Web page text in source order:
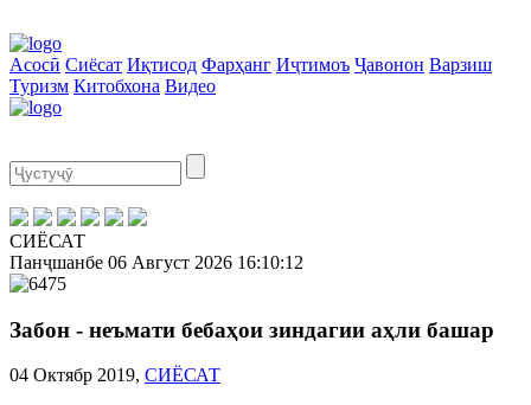
Асосӣ Сиёсат Иқтисод Фарҳанг Иҷтимоъ Ҷавонон Варзиш
Туризм Китобхона Видео
СИЁСАТ
Панҷшанбе 06 Август 2026 16:10:13
Забон - неъмати бебаҳои зиндагии аҳли башар
04 Октябр 2019, СИЁСАТ